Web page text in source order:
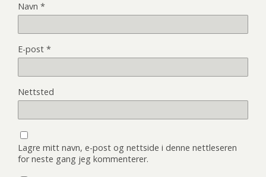
Navn *
E-post *
Nettsted
Lagre mitt navn, e-post og nettside i denne nettleseren
for neste gang jeg kommenterer.